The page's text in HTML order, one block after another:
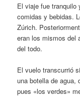
El viaje fue tranquilo
comidas y bebidas.
Zúrich.
eran los mismos del
del todo.
El vuelo transcurrió
una botella de agua,
pues «los verdes»